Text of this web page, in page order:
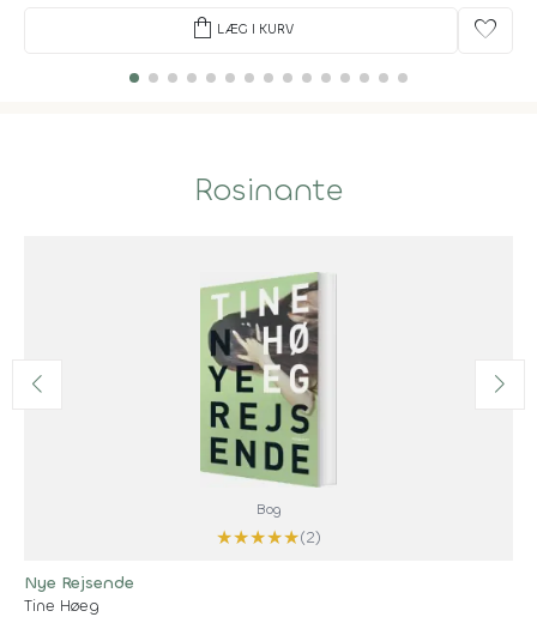
shopping_bag LÆG I KURV favorite
Rosinante
Bog
★★★★★(2)
Nye Rejsende
Tine Høeg